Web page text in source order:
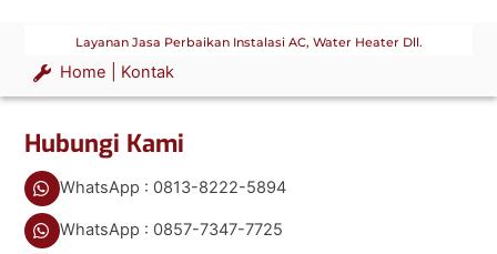
Home | Kontak
Layanan Jasa Perbaikan Instalasi AC, Water Heater Dll.
Hubungi Kami
WhatsApp : 0813-8222-5894
WhatsApp : 0857-7347-7725